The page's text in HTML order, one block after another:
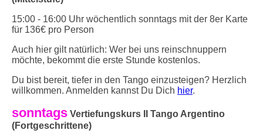
15:00 - 16:00 Uhr wöchentlich sonntags mit der 8er Karte
für 136€ pro Person
Auch hier gilt natürlich: Wer bei uns reinschnuppern
möchte, bekommt die erste Stunde kostenlos.
Du bist bereit, tiefer in den Tango einzusteigen? Herzlich
willkommen. Anmelden kannst Du Dich hier.
sonntags Vertiefungskurs II Tango Argentino
(Fortgeschrittene)